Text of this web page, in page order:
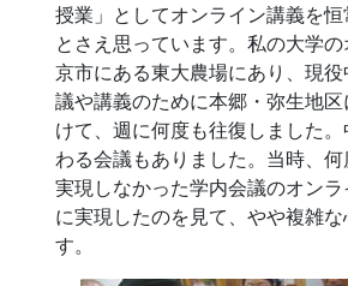
授業」としてオンライン講義を
とさえ思っています。私の大学
京市にある東大農場にあり、現
議や講義のために本郷・弥生地
けて、週に何度も往復しました
わる会議もありました。当時、
実現しなかった学内会議のオン
に実現したのを見て、やや複雑な
す。